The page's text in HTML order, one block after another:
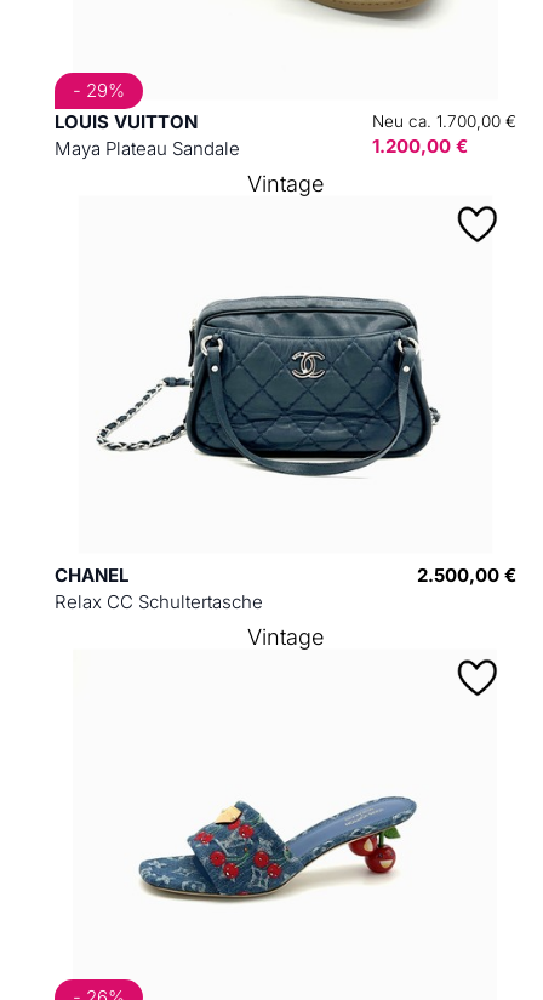
LOUIS VUITTON
Maya Plateau Sandale
Neu ca. 1.700,00 €
1.200,00 €
- 29%
CHANEL
Relax CC Schultertasche
2.500,00 €
Vintage
Vintage